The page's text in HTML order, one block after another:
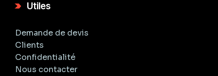
Utiles
Demande de devis
Clients
Confidentialité
Nous contacter